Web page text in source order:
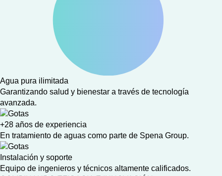
Agua pura ilimitada
Garantizando salud y bienestar a través de tecnología
avanzada.
+28 años de experiencia
En tratamiento de aguas como parte de Spena Group.
Instalación y soporte
Equipo de ingenieros y técnicos altamente calificados.